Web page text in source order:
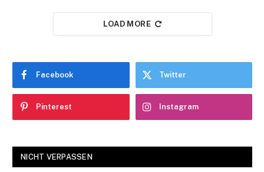
LOAD MORE
Facebook Twitter
Pinterest Instagram
NICHT VERPASSEN